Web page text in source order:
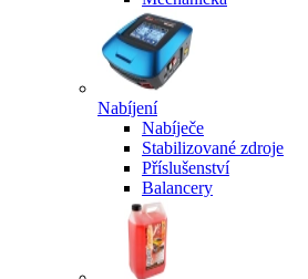
Nabíjení
Nabíječe
Stabilizované zdroje
Příslušenství
Balancery